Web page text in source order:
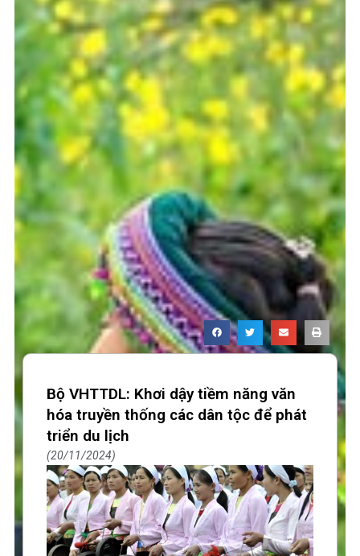
Bộ VHTTDL: Khơi dậy tiềm năng văn
hóa truyền thống các dân tộc để phát
triển du lịch
20/11/2024